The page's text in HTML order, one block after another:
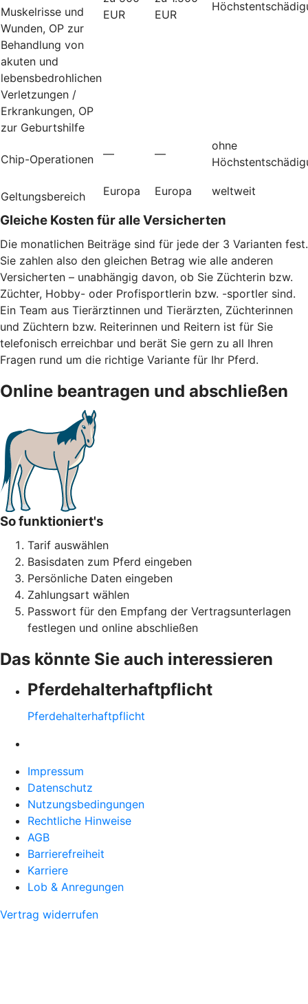
Muskelrisse und
Wunden, OP zur
Behandlung von
akuten und
lebensbedrohlichen
Verletzungen /
Erkrankungen, OP
zur Geburtshilfe
EUR
EUR
Chip-Operationen — —
ohne
Geltungsbereich Europa Europa weltweit
Gleiche Kosten für alle Versicherten
Die monatlichen Beiträge sind für jede der 3 Varianten fest.
Sie zahlen also den gleichen Betrag wie alle anderen
Versicherten – unabhängig davon, ob Sie Züchterin bzw.
Züchter, Hobby- oder Profisportlerin bzw. -sportler sind.
Ein Team aus Tierärztinnen und Tierärzten, Züchterinnen
und Züchtern bzw. Reiterinnen und Reitern ist für Sie
telefonisch erreichbar und berät Sie gern zu all Ihren
Fragen rund um die richtige Variante für Ihr Pferd.
Online beantragen und abschließen
So funktioniert's
Tarif auswählen
Basisdaten zum Pferd eingeben
Persönliche Daten eingeben
Zahlungsart wählen
Passwort für den Empfang der Vertragsunterlagen
festlegen und online abschließen
Das könnte Sie auch interessieren
Pferdehalter­haftpflicht
Pferdehalter­haftpflicht
Impressum
Datenschutz
Nutzungsbedingungen
Rechtliche Hinweise
AGB
Barrierefreiheit
Karriere
Lob & Anregungen
Vertrag widerrufen